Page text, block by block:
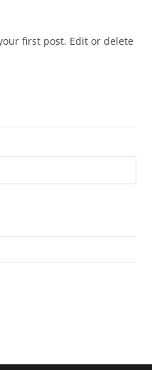
first post. Edit or delete